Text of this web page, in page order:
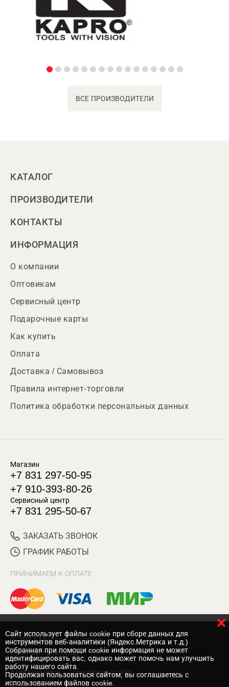
ВСЕ ПРОИЗВОДИТЕЛИ
КАТАЛОГ
ПРОИЗВОДИТЕЛИ
КОНТАКТЫ
ИНФОРМАЦИЯ
О компании
Оптовикам
Сервисный центр
Подарочные карты
Как купить
Оплата
Доставка / Самовывоз
Правила интернет-торговли
Политика обработки персональных данных
Магазин
+7 831 297-50-95
+7 910-393-80-26
Сервисный центр
+7 831 295-50-67
ЗАКАЗАТЬ ЗВОНОК
ГРАФИК РАБОТЫ
ПРИНИМАЕМ К ОПЛАТЕ
© 2017 Магазин Хозяин
Нижний Новгород
Вебмеханика — создание сайта
Cайт использует файлы cookie при сборе данных для
инструментов веб-аналитики (Яндекс.Метрика и т.д.)
Собранная при помощи cookie информация не может
идентифицировать вас, однако может помочь нам улучшить
работу нашего сайта.
Продолжая пользоваться сайтом, вы соглашаетесь с
использованием файлов cookie.